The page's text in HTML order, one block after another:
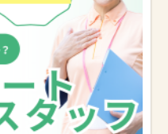
選択